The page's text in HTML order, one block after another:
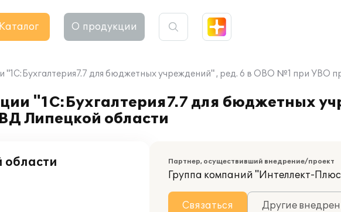
Каталог О продукции
"1С:Бухгалтерия7.7 для бюджетных учреждений" , ред. 6 в ОВО №1 при УВО
"1С:Бухгалтерия7.7 для бюджетных
Липецкой области
Партнер, осуществивший внедрение/проект
Группа компаний "Интеллект-
Связаться Другие